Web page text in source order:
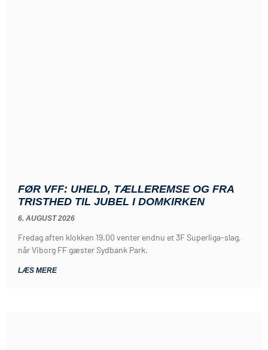
FØR VFF: UHELD, TÆLLEREMSE OG FRA
TRISTHED TIL JUBEL I DOMKIRKEN
6. AUGUST 2026
Fredag aften klokken 19.00 venter endnu et 3F Superliga-slag,
når Viborg FF gæster Sydbank Park.
LÆS MERE